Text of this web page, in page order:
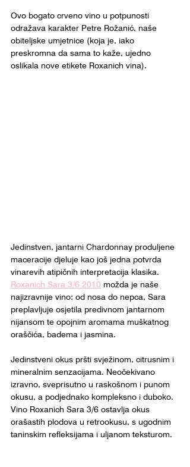
Ovo bogato crveno vino u potpunosti
odražava karakter Petre Rožanić, naše
obiteljske umjetnice (koja je, iako
preskromna da sama to kaže, ujedno
oslikala nove etikete Roxanich vina).
Jedinstven, jantarni Chardonnay produljene
maceracije djeluje kao još jedna potvrda
vinarevih atipičnih interpretacija klasika.
Roxanich Sara 3/6 2010 možda je naše
najizravnije vino: od nosa do nepca, Sara
preplavljuje osjetila predivnom jantarnom
nijansom te opojnim aromama muškatnog
oraščića, badema i jasmina.
Jedinstveni okus pršti svježinom, citrusnim i
mineralnim senzacijama. Neočekivano
izravno, sveprisutno u raskošnom i punom
okusu, a podjednako kompleksno i duboko.
Vino Roxanich Sara 3/6 ostavlja okus
orašastih plodova u retrookusu, s ugodnim
taninskim refleksijama i uljanom teksturom.